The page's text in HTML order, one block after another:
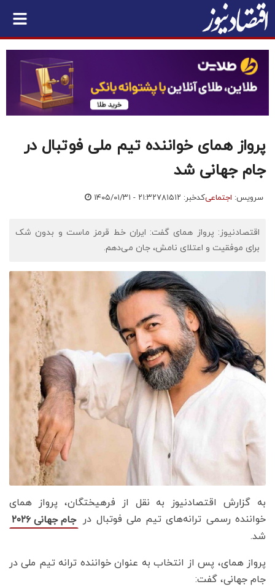
پرواز همای خواننده تیم ملی فوتبال در
جام جهانی شد
سرویس: اجتماعیکدخبر: ۷۸۱۵۱۲ ۱۴۰۵/۰۱/۳۱ - ۲۱:۳۲
اقتصادنیوز: پرواز همای گفت: ایران خط قرمز ماست و بدون شک
برای موفقیت و اعتلای نامش، جان می‌دهم.
به گزارش اقتصادنیوز به نقل از فرهیختگان، پرواز همای
خواننده رسمی ترانه‌های تیم ملی فوتبال در
جام جهانی ۲۰۲۶
شد.
پرواز همای، پس از انتخاب به عنوان خواننده ترانه تیم ملی در
جام جهانی، گفت: